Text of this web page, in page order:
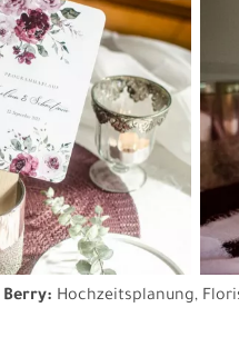
Berry: Hochzeitsplanung,